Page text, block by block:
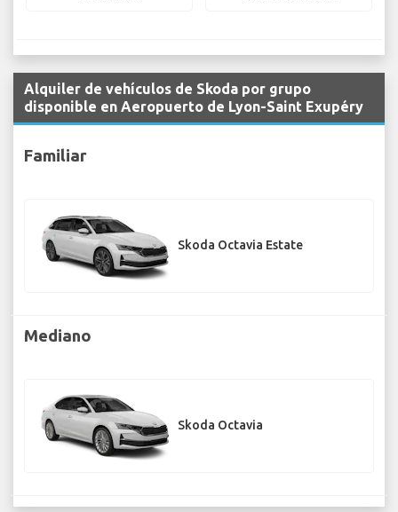
Alquiler de vehículos de Skoda por grupo
disponible en Aeropuerto de Lyon-Saint Exupéry
Familiar
Skoda Octavia Estate
Mediano
Skoda Octavia